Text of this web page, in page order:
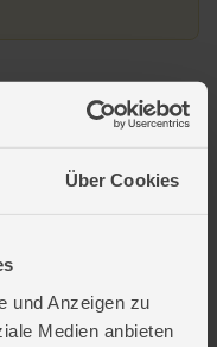
Über Cookies
und Anzeigen zu
Medien anbieten